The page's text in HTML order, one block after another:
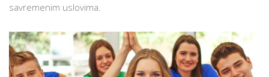
savremenim uslovima.